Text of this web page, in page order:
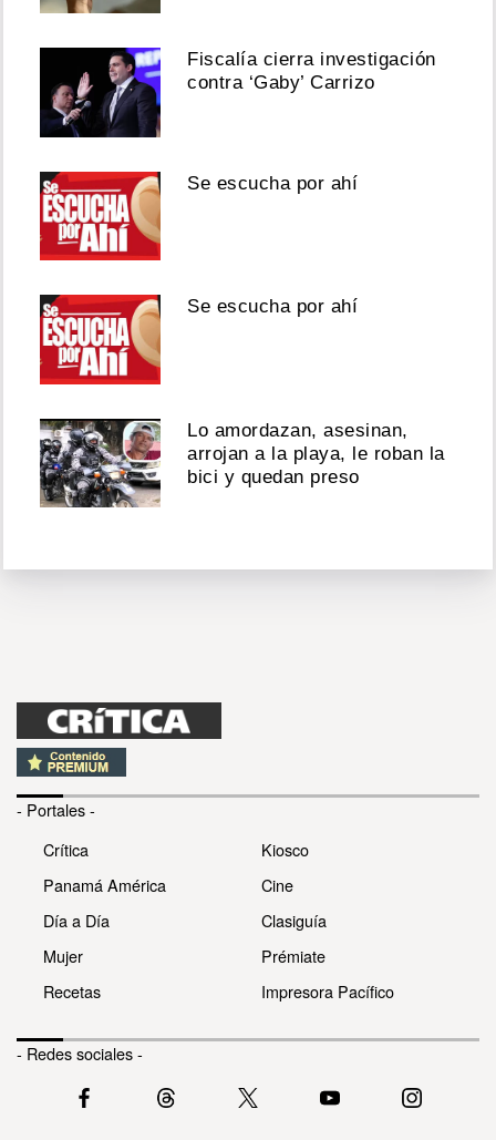
Fiscalía cierra investigación
contra ‘Gaby’ Carrizo
Se escucha por ahí
Se escucha por ahí
Lo amordazan, asesinan,
arrojan a la playa, le roban la
bici y quedan preso
- Portales -
Crítica
Panamá América
Día a Día
Mujer
Recetas
Kiosco
Cine
Clasiguía
Prémiate
Impresora Pacífico
- Redes sociales -